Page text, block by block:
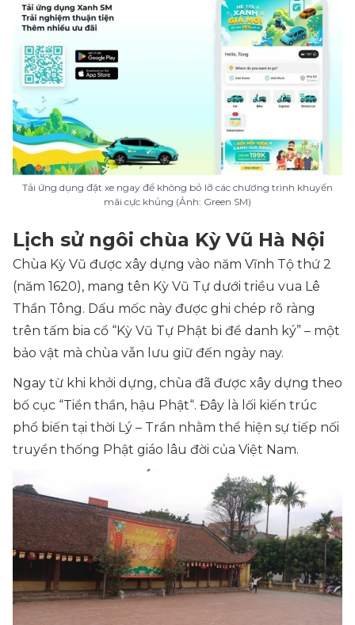
Tải ứng dụng đặt xe ngay để không bỏ lỡ các chương trình khuyến
mãi cực khủng (Ảnh: Green SM)
Lịch sử ngôi chùa Kỳ Vũ Hà Nội
Chùa Kỳ Vũ được xây dựng vào năm Vĩnh Tộ thứ 2
(năm 1620), mang tên Kỳ Vũ Tự dưới triều vua Lê
Thần Tông. Dấu mốc này được ghi chép rõ ràng
trên tấm bia cổ “Kỳ Vũ Tự Phật bi đề danh ký” – một
bảo vật mà chùa vẫn lưu giữ đến ngày nay.
Ngay từ khi khởi dựng, chùa đã được xây dựng theo
bố cục “Tiền thần, hậu Phật“. Đây là lối kiến trúc
phổ biến tại thời Lý – Trần nhằm thể hiện sự tiếp nối
truyền thống Phật giáo lâu đời của Việt Nam.